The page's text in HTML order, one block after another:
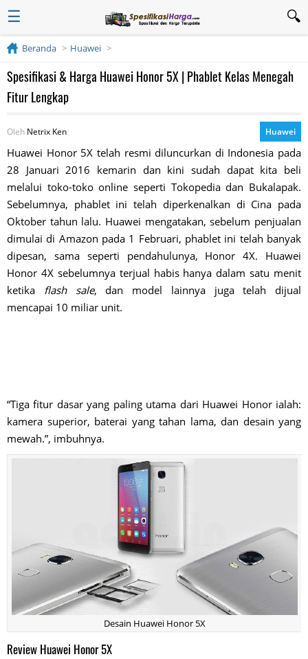
☰
Beranda Huawei
Spesifikasi & Harga Huawei Honor 5X | Phablet Kelas Menegah
Fitur Lengkap
Oleh Netrix Ken Huawei
Huawei Honor 5X telah resmi diluncurkan di Indonesia pada
28 Januari 2016 kemarin dan kini sudah dapat kita beli
melalui toko-toko online seperti Tokopedia dan Bukalapak.
Sebelumnya, phablet ini telah diperkenalkan di Cina pada
Oktober tahun lalu. Huawei mengatakan, sebelum penjualan
dimulai di Amazon pada 1 Februari, phablet ini telah banyak
dipesan, sama seperti pendahulunya, Honor 4X. Huawei
Honor 4X sebelumnya terjual habis hanya dalam satu menit
ketika flash sale, dan model lainnya juga telah dijual
mencapai 10 miliar unit.
“Tiga fitur dasar yang paling utama dari Huawei Honor ialah:
kamera superior, baterai yang tahan lama, dan desain yang
mewah.”, imbuhnya.
Desain Huawei Honor 5X
Review Huawei Honor 5X